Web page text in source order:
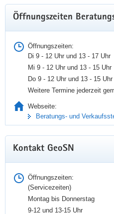
Neustart für
eine neue Version umgestellt
festpunkte.online
Öffnungszeiten
Öffnungszeiten:
Di 9 - 12 Uhr und 13 - 17 Uhr
Mi 9 - 12 Uhr und 13 - 15 Uhr
Do 9 - 12 Uhr und 13 - 15 Uhr
Weitere Termine jederzeit
Webseite:
Beratungs- und
Kontakt GeoSN
Öffnungszeiten:
(Servicezeiten)
Montag bis Donnerstag
9-12 und 13-15 Uhr